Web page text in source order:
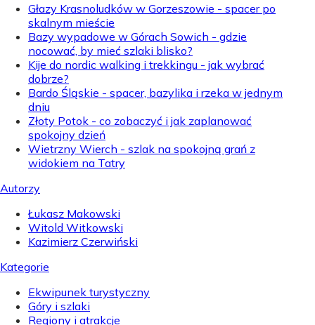
Głazy Krasnoludków w Gorzeszowie - spacer po
skalnym mieście
Bazy wypadowe w Górach Sowich - gdzie
nocować, by mieć szlaki blisko?
Kije do nordic walking i trekkingu - jak wybrać
dobrze?
Bardo Śląskie - spacer, bazylika i rzeka w jednym
dniu
Złoty Potok - co zobaczyć i jak zaplanować
spokojny dzień
Wietrzny Wierch - szlak na spokojną grań z
widokiem na Tatry
Autorzy
Łukasz Makowski
Witold Witkowski
Kazimierz Czerwiński
Kategorie
Ekwipunek turystyczny
Góry i szlaki
Regiony i atrakcje